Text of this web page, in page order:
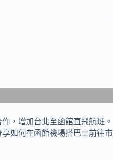
，增加台北至函館直飛航班。
如何在函館機場搭巴士前往市